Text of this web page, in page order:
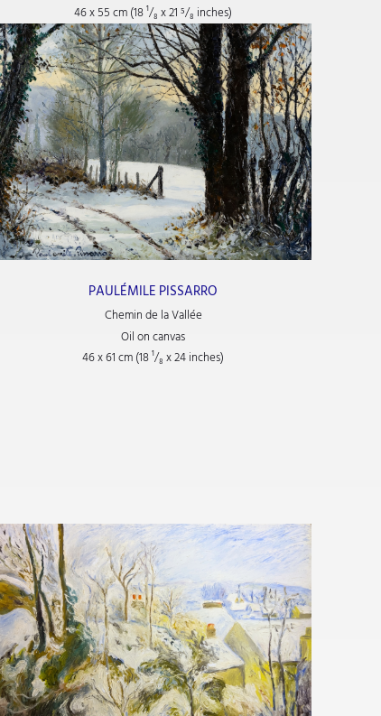
46 x 55 cm (18¹/₈ x 21⁵/₈ inches)
PAULÉMILE PISSARRO
Chemin de la Vallée
Oil on canvas
46 x 61 cm (18¹/₈ x 24 inches)